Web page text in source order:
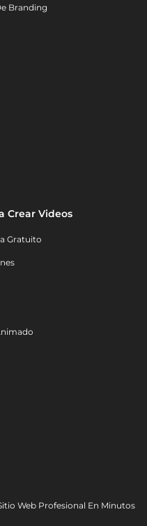
Branding
Crear Videos
Gratuito
Web Profesional En Minutos